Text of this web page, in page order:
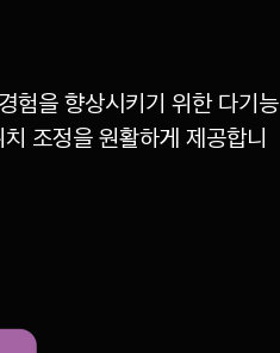
험을 향상시키기 위한 다기능
조정을 원활하게 제공합니